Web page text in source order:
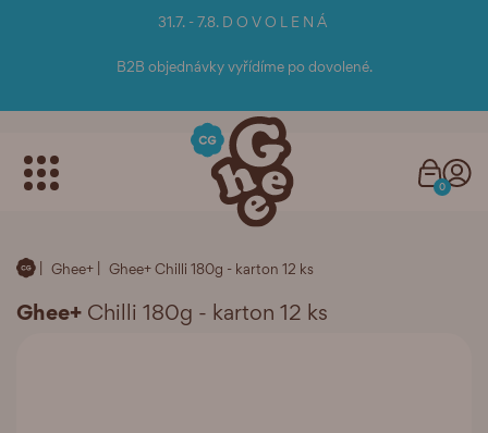
31.7. - 7.8. D O V O L E N Á
B2B objednávky vyřídíme po dovolené.
0
Ghee+ Ghee+ Chilli 180g - karton 12 ks
Ghee+ Chilli 180g - karton 12 ks